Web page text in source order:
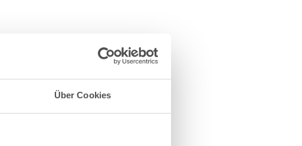
Über Cookies